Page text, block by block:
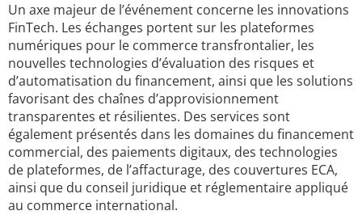
Un axe majeur de l’événement concerne les innovations
FinTech. Les échanges portent sur les plateformes
numériques pour le commerce transfrontalier, les
nouvelles technologies d’évaluation des risques et
d’automatisation du financement, ainsi que les solutions
favorisant des chaînes d’approvisionnement
transparentes et résilientes. Des services sont
également présentés dans les domaines du financement
commercial, des paiements digitaux, des technologies
de plateformes, de l’affacturage, des couvertures ECA,
ainsi que du conseil juridique et réglementaire appliqué
au commerce international.